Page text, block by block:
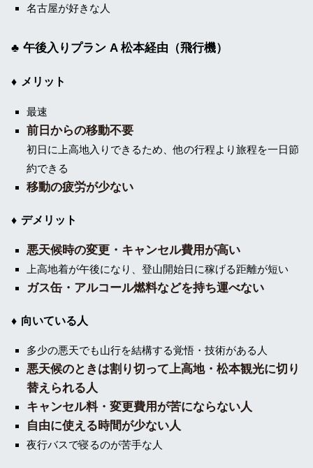
名古屋が好きな人
午後入りプラン A 松本経由（飛行機）
メリット
最速
前日からの移動不要
初日に上高地入りできるため、他の行程より旅程を一日節
約できる
移動の疲労が少ない
デメリット
悪天候時の変更・キャンセル費用が高い
上高地着が午後になり、登山開始日に稼げる距離が短い
ガス缶・アルコール燃料などを持ち運べない
向いている人
多少の悪天でも山行を結構する覚悟・技術がある人
悪天候のときは割り切って上高地・松本観光に切り
替えられる人
キャンセル料・変更費用が苦にならない人
自由に使える時間が少ない人
夜行バスで寝るのが苦手な人